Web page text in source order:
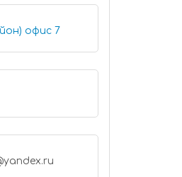
Иркутск, улица Терешковой, 37 (Свердловский район) офис 7